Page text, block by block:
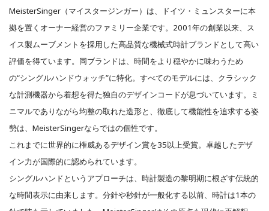
MeisterSinger（マイスタージンガー）は、ドイツ・ミュンスターに本
拠を置くオーナー経営のファミリー企業です。2001年の創業以来、ス
イス製ムーブメントを採用した高品質な機械式時計ブランドとして高い
評価を得ています。同ブランドは、時間をより穏やかに味わうため
の“シングルハンドウォッチ”に特化。すべてのモデルには、クラシック
な計測機器から着想を得た独自のデザインコードが息づいています。ミ
ニマルでありながら均整の取れた造形と、徹底して機能性を追求する姿
勢は、MeisterSingerならではの個性です。
これまでに世界的に権威あるデザイン賞を35以上受賞。卓越したデザ
イン力が国際的に認められています。
シングルハンドというアプローチは、時計製造の黎明期に根ざす伝統的
な時間表示に由来します。分針や秒針が一般化する以前、時計は1本の